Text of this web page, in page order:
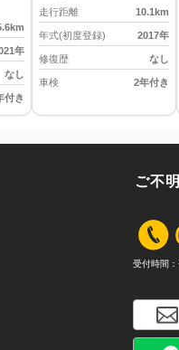
km
年
なし
付き
走行距離
10.1km
年式(初度登録) 2017年
修復歴 なし
車検 2年付き
ご不
受付時間